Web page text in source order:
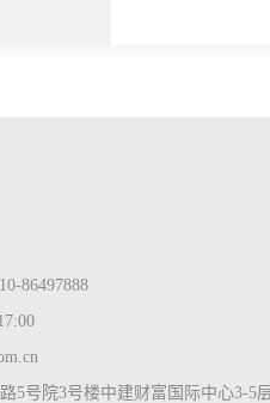
86497888
5号院3号楼中建财富国际中心3-5